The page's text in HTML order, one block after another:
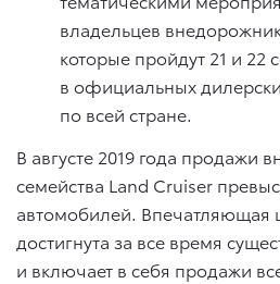
владельцев
которые пройдут 21 и 22
в официальных
по всей стране.
В августе 2019 года продажи
семейства Land Cruiser
автомобилей.
достигнута за все время
и включает в себя продажи